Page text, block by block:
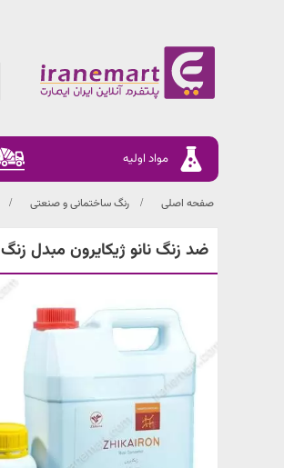
مواد اولیه
صفحه اصلی رنگ ساختمانی و صنعتی
ضد زنگ نانو ژیکایرون مبدل زنگ آهن